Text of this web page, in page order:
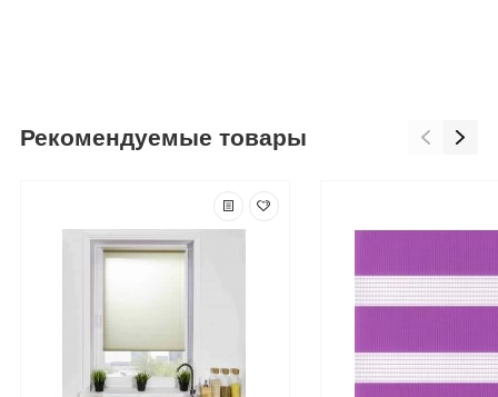
Рекомендуемые товары